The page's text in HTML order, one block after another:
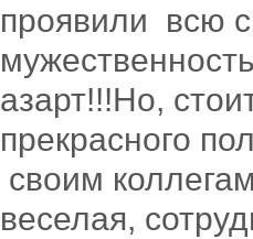
проявили всю
азарт!!!Но,
прекрасного
своим
веселая,